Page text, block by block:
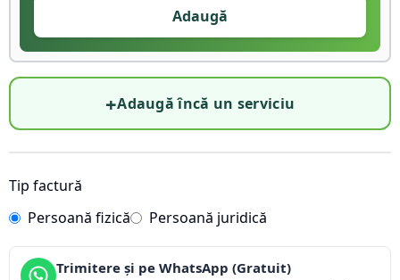
Adaugă
+Adaugă încă un serviciu
Tip factură
Persoană fizică
Persoană juridică
Trimitere și pe WhatsApp (Gratuit)